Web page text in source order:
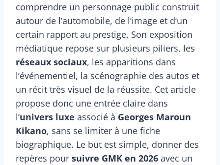
comprendre un personnage public construit
autour de l’automobile, de l’image et d’un
certain rapport au prestige. Son exposition
médiatique repose sur plusieurs piliers, les
réseaux sociaux, les apparitions dans
l’événementiel, la scénographie des autos et
un récit très visuel de la réussite. Cet article
propose donc une entrée claire dans
l’univers luxe associé à Georges Maroun
Kikano, sans se limiter à une fiche
biographique. Le but est simple, donner des
repères pour suivre GMK en 2026 avec un